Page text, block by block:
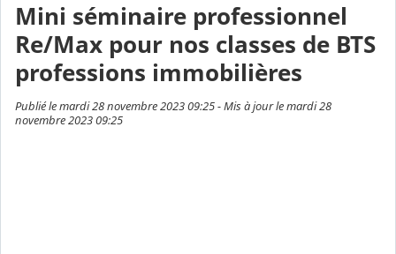
Mini séminaire professionnel
Re/Max pour nos classes de BTS
professions immobilières
Publié le mardi 28 novembre 2023 09:25 - Mis à jour le mardi 28
novembre 2023 09:25